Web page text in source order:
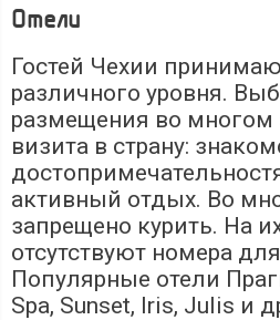
Отели
Гостей Чехии
различного уровня.
размещения во многом
визита в страну:
активный отдых. Во
запрещено курить. На
отсутствуют номера
Популярные отели
Spa, Sunset, Iris, Julis и